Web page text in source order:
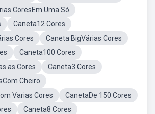
CoresEm Uma Só
Caneta12 Cores
Cores
Caneta BigVárias Cores
Caneta100 Cores
as Cores
Caneta3 Cores
Cheiro
Varias Cores
CanetaDe 150 Cores
Caneta8 Cores